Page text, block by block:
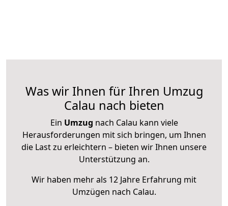
Was wir Ihnen für Ihren Umzug
Calau nach bieten
Ein Umzug nach Calau kann viele
Herausforderungen mit sich bringen, um Ihnen
die Last zu erleichtern – bieten wir Ihnen unsere
Unterstützung an.
Wir haben mehr als 12 Jahre Erfahrung mit
Umzügen nach Calau.